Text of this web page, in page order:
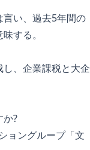
言い、過去5年間の
する。
、企業課税と大企
か?
ョングループ「文